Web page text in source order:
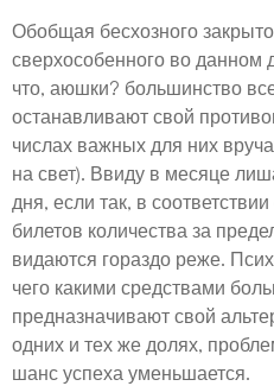
Обобщая бесхозного
сверхособенного во данном
что, аюшки? большинство
останавливают свой
числах важных для них
на свет). Ввиду в месяце
дня, если так, в
билетов количества за
видаются гораздо реже.
чего какими средствами
предназначивают свой
одних и тех же долях,
шанс успеха уменьшается.